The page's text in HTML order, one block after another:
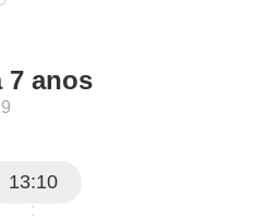
7 anos
13:10